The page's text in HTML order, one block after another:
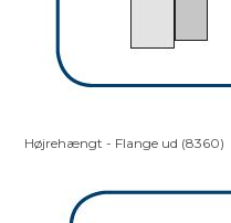
Højrehængt - Flange ud (8360)